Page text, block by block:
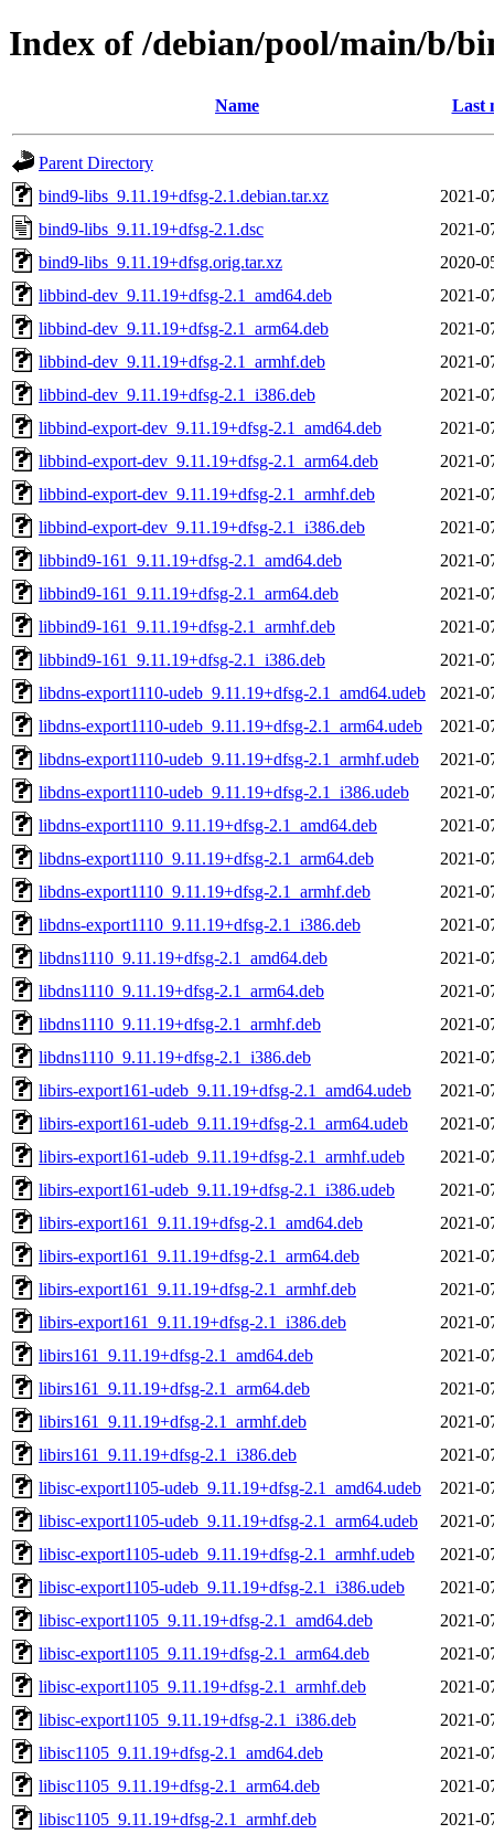
Index of /debian/pool/main/b/
Name Last
Parent Directory
bind9-libs_9.11.19+dfsg-2.1.debian.tar.xz
2021-
bind9-libs_9.11.19+dfsg-2.1.dsc
2021-
bind9-libs_9.11.19+dfsg.orig.tar.xz
2020-
libbind-dev_9.11.19+dfsg-2.1_amd64.deb
2021-
libbind-dev_9.11.19+dfsg-2.1_arm64.deb
2021-
libbind-dev_9.11.19+dfsg-2.1_armhf.deb
2021-
libbind-dev_9.11.19+dfsg-2.1_i386.deb
2021-
libbind-export-dev_9.11.19+dfsg-2.1_amd64.deb
2021-
libbind-export-dev_9.11.19+dfsg-2.1_arm64.deb
2021-
libbind-export-dev_9.11.19+dfsg-2.1_armhf.deb
2021-
libbind-export-dev_9.11.19+dfsg-2.1_i386.deb
2021-
libbind9-161_9.11.19+dfsg-2.1_amd64.deb
2021-
libbind9-161_9.11.19+dfsg-2.1_arm64.deb
2021-
libbind9-161_9.11.19+dfsg-2.1_armhf.deb
2021-
libbind9-161_9.11.19+dfsg-2.1_i386.deb
2021-
libdns-export1110-udeb_9.11.19+dfsg-2.1_amd64.udeb
2021-
libdns-export1110-udeb_9.11.19+dfsg-2.1_arm64.udeb
2021-
libdns-export1110-udeb_9.11.19+dfsg-2.1_armhf.udeb
2021-
libdns-export1110-udeb_9.11.19+dfsg-2.1_i386.udeb
2021-
libdns-export1110_9.11.19+dfsg-2.1_amd64.deb
2021-
libdns-export1110_9.11.19+dfsg-2.1_arm64.deb
2021-
libdns-export1110_9.11.19+dfsg-2.1_armhf.deb
2021-
libdns-export1110_9.11.19+dfsg-2.1_i386.deb
2021-
libdns1110_9.11.19+dfsg-2.1_amd64.deb
2021-
libdns1110_9.11.19+dfsg-2.1_arm64.deb
2021-
libdns1110_9.11.19+dfsg-2.1_armhf.deb
2021-
libdns1110_9.11.19+dfsg-2.1_i386.deb
2021-
libirs-export161-udeb_9.11.19+dfsg-2.1_amd64.udeb
2021-
libirs-export161-udeb_9.11.19+dfsg-2.1_arm64.udeb
2021-
libirs-export161-udeb_9.11.19+dfsg-2.1_armhf.udeb
2021-
libirs-export161-udeb_9.11.19+dfsg-2.1_i386.udeb
2021-
libirs-export161_9.11.19+dfsg-2.1_amd64.deb
2021-
libirs-export161_9.11.19+dfsg-2.1_arm64.deb
2021-
libirs-export161_9.11.19+dfsg-2.1_armhf.deb
2021-
libirs-export161_9.11.19+dfsg-2.1_i386.deb
2021-
libirs161_9.11.19+dfsg-2.1_amd64.deb
2021-
libirs161_9.11.19+dfsg-2.1_arm64.deb
2021-
libirs161_9.11.19+dfsg-2.1_armhf.deb
2021-
libirs161_9.11.19+dfsg-2.1_i386.deb
2021-
libisc-export1105-udeb_9.11.19+dfsg-2.1_amd64.udeb
2021-
libisc-export1105-udeb_9.11.19+dfsg-2.1_arm64.udeb
2021-
libisc-export1105-udeb_9.11.19+dfsg-2.1_armhf.udeb
2021-
libisc-export1105-udeb_9.11.19+dfsg-2.1_i386.udeb
2021-
libisc-export1105_9.11.19+dfsg-2.1_amd64.deb
2021-
libisc-export1105_9.11.19+dfsg-2.1_arm64.deb
2021-
libisc-export1105_9.11.19+dfsg-2.1_armhf.deb
2021-
libisc-export1105_9.11.19+dfsg-2.1_i386.deb
2021-
libisc1105_9.11.19+dfsg-2.1_amd64.deb
2021-
libisc1105_9.11.19+dfsg-2.1_arm64.deb
2021-
libisc1105_9.11.19+dfsg-2.1_armhf.deb
2021-